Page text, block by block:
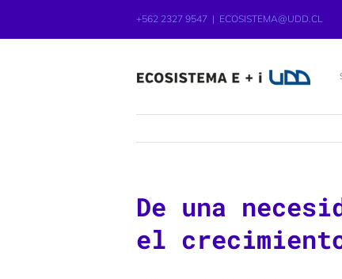
+562 2327 9547 | ECOSISTEMA@UDD.CL
De una
el